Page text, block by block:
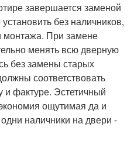
завершается заменой
без наличников,
монтажа. При замене
менять всю дверную
без замены старых
соответствовать
и фактуре. Эстетичный
ощутимая да и
наличники на двери -